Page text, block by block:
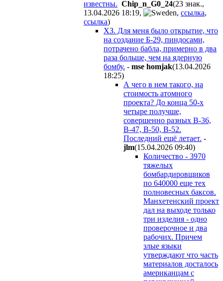
известны. Chip_n_G0_24(23 знак.,
13.04.2026 18:19, , ссылка,
ссылка)
ХЗ. Для меня было открытие, что
на создание Б-29, пиндосами,
потрачено бабла, примерно в два
раза больше, чем на ядерную
бомбу. - mse homjak(13.04.2026
18:25)
А чего в нем такого, на
стоимость атомного
проекта? До конца 50-х
четыре получше,
совершенно разных В-36,
B-47, B-50, B-52.
Последний ещё летает. -
jlm(15.04.2026 09:40)
Количество - 3970
тяжелых
бомбардировщиков
по 640000 еще тех
полновесных баксов.
Манхетенский проект
дал на выходе только
три изделия - одно
проверочное и два
рабочих. Причем
злые языки
утверждают что часть
материалов досталось
американцам с